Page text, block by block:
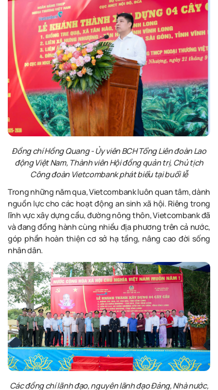
Đồng chí Hồng Quang - Ủy viên BCH Tổng Liên đoàn Lao
động Việt Nam, Thành viên Hội đồng quản trị, Chủ tịch
Công đoàn Vietcombank phát biểu tại buổi lễ
Trong những năm qua, Vietcombank luôn quan tâm, dành
nguồn lực cho các hoạt động an sinh xã hội. Riêng trong
lĩnh vực xây dựng cầu, đường nông thôn, Vietcombank đã
và đang đồng hành cùng nhiều địa phương trên cả nước,
góp phần hoàn thiện cơ sở hạ tầng, nâng cao đời sống
nhân dân.
Các đồng chí lãnh đạo, nguyên lãnh đạo Đảng, Nhà nước,